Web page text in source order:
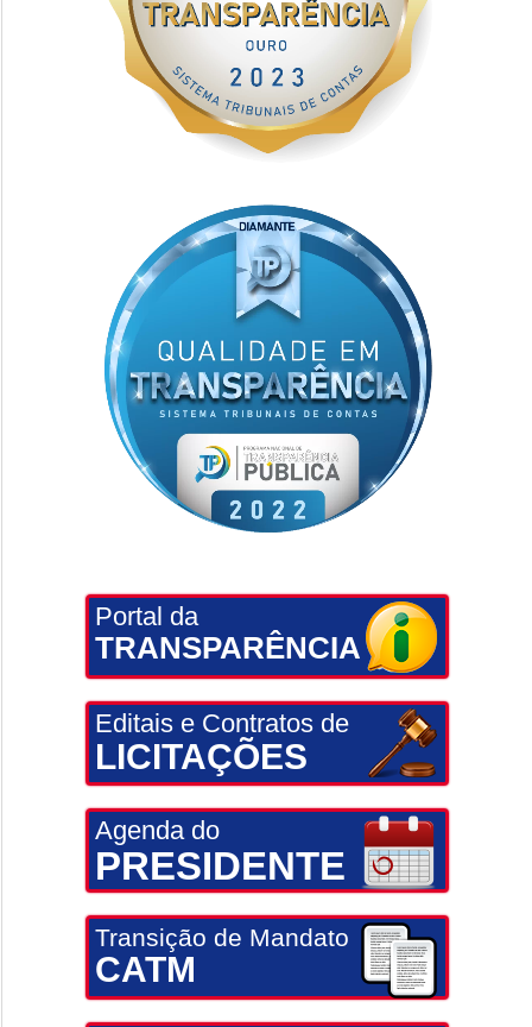
Portal da
TRANSPARÊNCIA
Editais e Contratos de
LICITAÇÕES
Agenda do
PRESIDENTE
Transição de Mandato
CATM